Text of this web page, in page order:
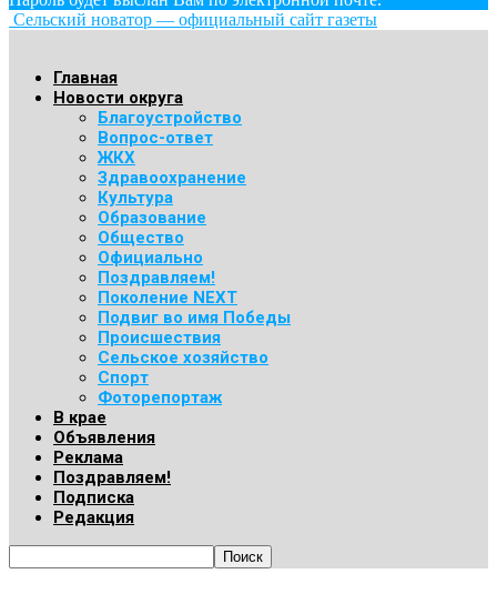
Сельский новатор — официальный сайт газеты
Главная
Новости округа
Благоустройство
Вопрос-ответ
ЖКХ
Здравоохранение
Культура
Образование
Общество
Официально
Поздравляем!
Поколение NEXT
Подвиг во имя Победы
Происшествия
Сельское хозяйство
Спорт
Фоторепортаж
В крае
Объявления
Реклама
Поздравляем!
Подписка
Редакция